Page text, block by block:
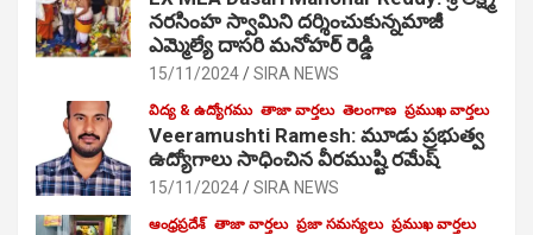
నరసింహ స్వామిని దర్శించుకున్నమాజీ
ఎమ్మెల్యే దాసరి మనోహర్ రెడ్డి
15/11/2024 SIRA NEWS
విద్య & ఉద్యోగము తాజా వార్తలు తెలంగాణ ప్రముఖ వార్తలు
Veeramushti Ramesh: మూడు ప్రభుత్వ
ఉద్యోగాలు సాధించిన వీరముష్టి రమేష్
15/11/2024 SIRA NEWS
ఆంధ్రప్రదేశ్ తాజా వార్తలు ప్రజా సమస్యలు ప్రముఖ వార్తలు